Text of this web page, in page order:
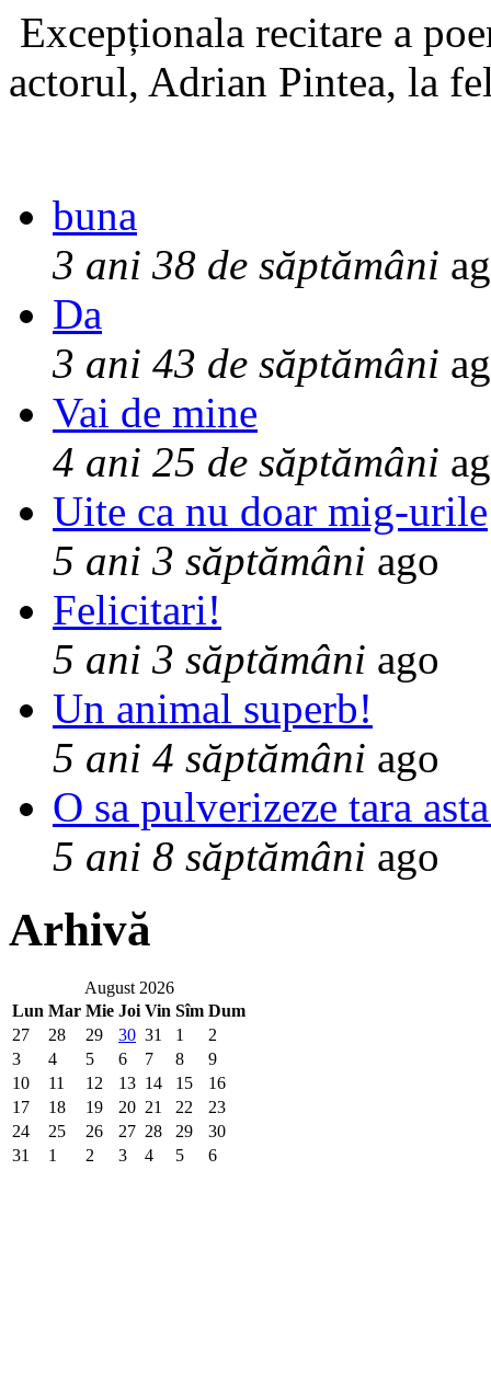
Excepționala recitare a
actorul, Adrian Pintea, la
buna
3 ani 38 de săptămâni
Da
3 ani 43 de săptămâni
Vai de mine
4 ani 25 de săptămâni
Uite ca nu doar mig-urile
5 ani 3 săptămâni ago
Felicitari!
5 ani 3 săptămâni ago
Un animal superb!
5 ani 4 săptămâni ago
O sa pulverizeze tara
5 ani 8 săptămâni ago
Arhivă
August 2026
Lun Mar Mie Joi Vin Sîm Dum
27
28 29 30 31 1
2
3
4 5 6 7 8
9
10
11 12 13 14 15
16
17
18 19 20 21 22
23
24
25 26 27 28 29
30
31
1 2 3 4 5 6